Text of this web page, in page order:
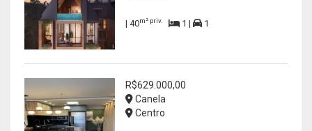
| 40m² priv. 1 | 1
R$629.000,00
Canela
Centro